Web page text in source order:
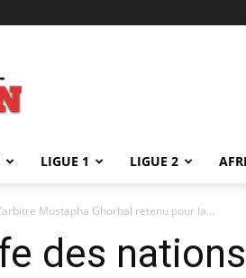
LIGUE 1 LIGUE 2
Mustapha Ghorbal retenu pour la...
des